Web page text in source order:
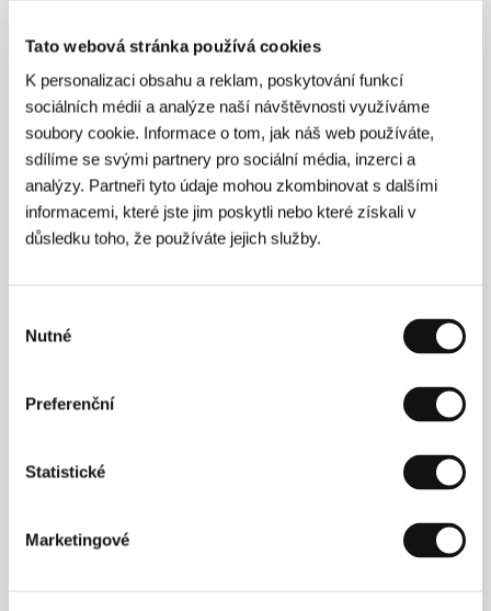
Tato webová stránka používá cookies
K personalizaci obsahu a reklam, poskytování funkcí
sociálních médií a analýze naší návštěvnosti využíváme
soubory cookie. Informace o tom, jak náš web používáte,
sdílíme se svými partnery pro sociální média, inzerci a
analýzy. Partneři tyto údaje mohou zkombinovat s dalšími
informacemi, které jste jim poskytli nebo které získali v
důsledku toho, že používáte jejich služby.
souhlasu
Nutné
Preferenční
Statistické
Marketingové
a Moravské zemské knihovny v Brně za podpory
Nadace PPF.
Skončené programy Industry
Days z minulých let:
Works in Progress
východní Evropy, Balkánu, bývalého Sovětského
svazu, Blízkého východu a severní Afriky.
Tyto projekty jsou často vybírány pro
nadcházející festivaly, jako je Sundance, Toronto,
First Cut+ je program vytvořený pro zvýšení
konkurenceschopnosti a prodejnosti